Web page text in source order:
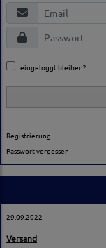
eingeloggt bleiben?
Registrierung
Passwort vergessen
29.09.2022
Versand